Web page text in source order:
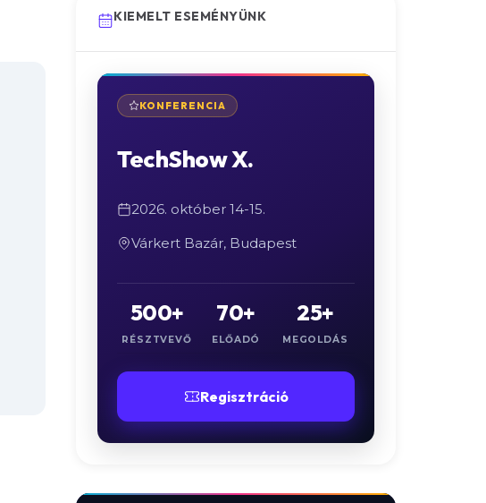
KIEMELT ESEMÉNYÜNK
KONFERENCIA
TechShow X.
2026. október 14-15.
Várkert Bazár, Budapest
500+
RÉSZTVEVŐ
70+
ELŐADÓ
25+
MEGOLDÁS
Regisztráció